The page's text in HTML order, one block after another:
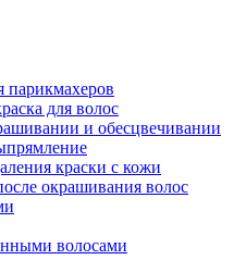
парикмахеров
для волос
и обесцвечивании
краски с кожи
окрашивания волос
волосами